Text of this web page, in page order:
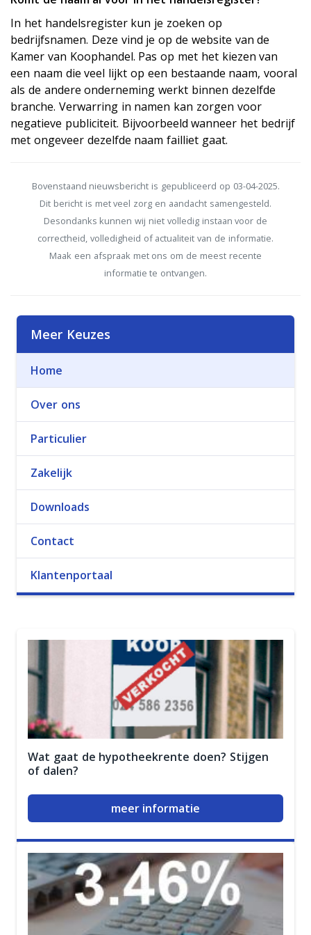
In het handelsregister kun je zoeken op
bedrijfsnamen. Deze vind je op de website van de
Kamer van Koophandel. Pas op met het kiezen van
een naam die veel lijkt op een bestaande naam, vooral
als de andere onderneming werkt binnen dezelfde
branche. Verwarring in namen kan zorgen voor
negatieve publiciteit. Bijvoorbeeld wanneer het bedrijf
met ongeveer dezelfde naam failliet gaat.
Bovenstaand nieuwsbericht is gepubliceerd op 03-04-2025.
Dit bericht is met veel zorg en aandacht samengesteld.
Desondanks kunnen wij niet volledig instaan voor de
correctheid, volledigheid of actualiteit van de informatie.
Maak een afspraak met ons om de meest recente
informatie te ontvangen.
Meer Keuzes
Home
Over ons
Particulier
Zakelijk
Downloads
Contact
Klantenportaal
Wat gaat de hypotheekrente doen? Stijgen
of dalen?
meer informatie